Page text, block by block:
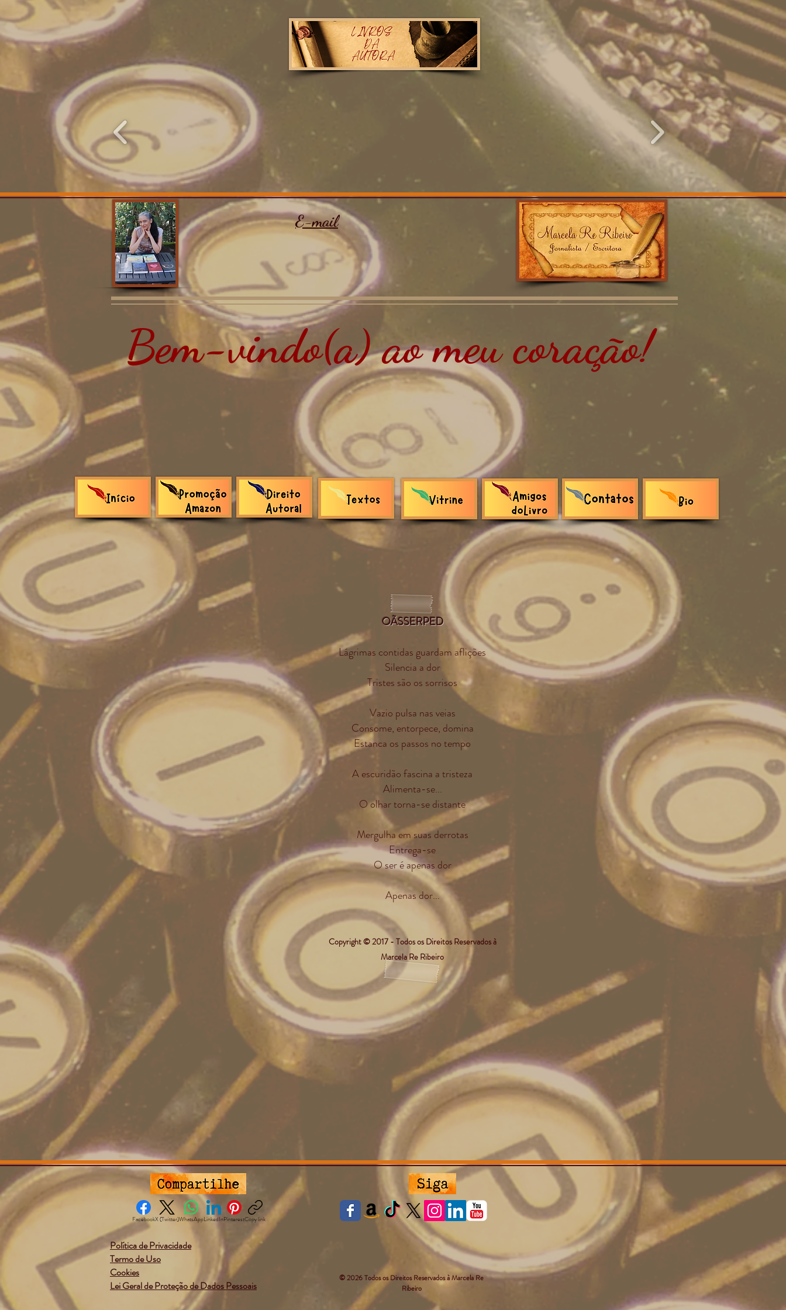
E-mail
Bem-vindo(a) ao meu coração!
OÃSSERPED
Lágrimas contidas guardam aflições
Silencia a dor
Tristes são os sorrisos
Vazio pulsa nas veias
Consome, entorpece, domina
Estanca os passos no tempo
A escuridão fascina a tristeza
Alimenta-se...
O olhar torna-se distante
Mergulha em suas derrotas
Entrega-se
O ser é apenas dor
Apenas dor...
Copyright © 2017 - Todos os Direitos Reservados à
Marcela Re Ribeiro
FacebookX (Twitter)WhatsAppLinkedInPinterestCopy link
Política de Privacidade
Termo de Uso
Cookies
Lei Geral de Proteção de Dados Pessoais
© 2026 Todos os Direitos Reservados à Marcela Re
Ribeiro